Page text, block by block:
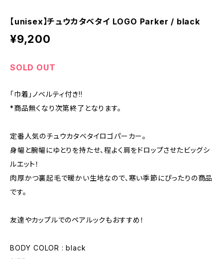
【unisex】チュウカタベタイ LOGO Parker / black
¥9,200
SOLD OUT
「巾着」ノベルティ付き!!
*商品無くなり次第終了となります。
定番人気のチュウカタベタイロゴパーカー。
身幅と腕幅にゆとりを持たせ、程よく肩をドロップさせたビッグシ
ルエット！
肉厚かつ裏起毛で暖かい生地なので、寒い季節にぴったりの商品
です。
友達やカップルでのペアルックもおすすめ！
BODY COLOR : black